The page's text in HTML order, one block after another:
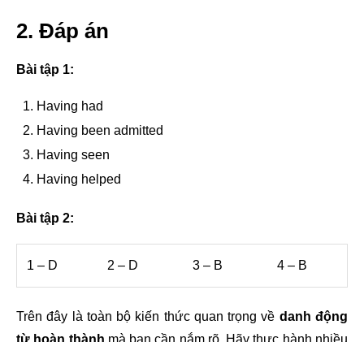
2. Đáp án
Bài tập 1:
Having had
Having been admitted
Having seen
Having helped
Bài tập 2:
1 – D 2 – D 3 – B 4 – B
Trên đây là toàn bộ kiến thức quan trọng về danh động
từ hoàn thành mà bạn cần nắm rõ. Hãy thực hành nhiều